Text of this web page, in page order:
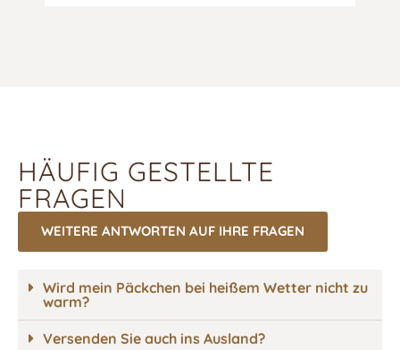
HÄUFIG GESTELLTE
FRAGEN
WEITERE ANTWORTEN AUF IHRE FRAGEN
Wird mein Päckchen bei heißem Wetter nicht zu
warm?
Versenden Sie auch ins Ausland?